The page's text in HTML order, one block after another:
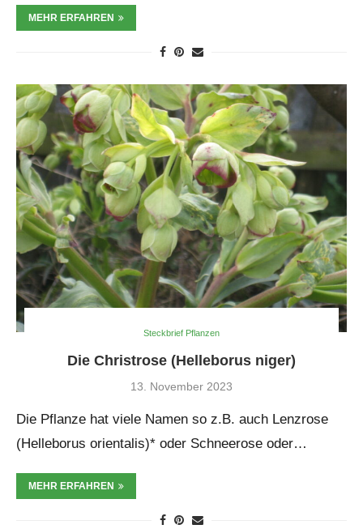
MEHR ERFAHREN
Steckbrief Pflanzen
Die Christrose (Helleborus niger)
13. November 2023
Die Pflanze hat viele Namen so z.B. auch Lenzrose
(Helleborus orientalis)* oder Schneerose oder…
MEHR ERFAHREN